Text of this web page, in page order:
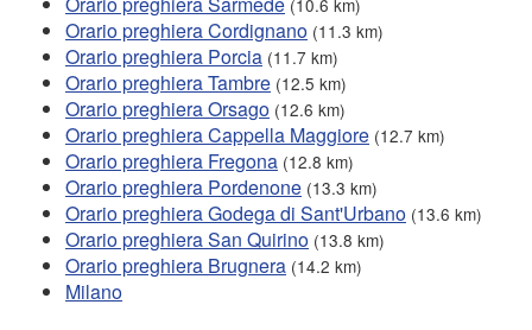
Orario preghiera Cordignano (11.3 km)
Orario preghiera Porcia (11.7 km)
Orario preghiera Tambre (12.5 km)
Orario preghiera Orsago (12.6 km)
Orario preghiera Cappella Maggiore (12.7 km)
Orario preghiera Fregona (12.8 km)
Orario preghiera Pordenone (13.3 km)
Orario preghiera Godega di Sant'Urbano (13.6 km)
Orario preghiera San Quirino (13.8 km)
Orario preghiera Brugnera (14.2 km)
Milano